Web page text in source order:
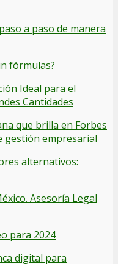
a paso de manera
fórmulas?
Ideal para el
Cantidades
que brilla en Forbes
gestión empresarial
alternativos:
Asesoría Legal
para 2024
digital para